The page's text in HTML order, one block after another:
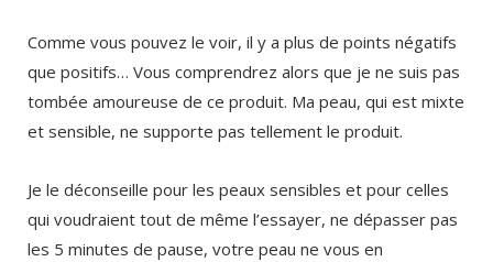
Comme vous pouvez le voir, il y a plus de points négatifs
que positifs… Vous comprendrez alors que je ne suis pas
tombée amoureuse de ce produit. Ma peau, qui est mixte
et sensible, ne supporte pas tellement le produit.
Je le déconseille pour les peaux sensibles et pour celles
qui voudraient tout de même l’essayer, ne dépasser pas
les 5 minutes de pause, votre peau ne vous en